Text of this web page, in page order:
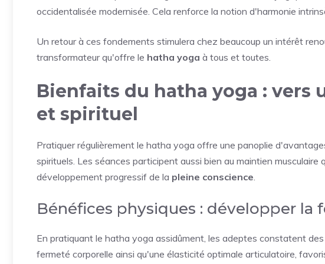
occidentalisée modernisée. Cela renforce la notion d'harmonie
Un retour à ces fondements stimulera chez beaucoup un intérêt
transformateur qu'offre le hatha yoga à tous et toutes.
Bienfaits du hatha yoga : vers
et spirituel
Pratiquer régulièrement le hatha yoga offre une panoplie
spirituels. Les séances participent aussi bien au maintien
développement progressif de la pleine conscience.
Bénéfices physiques : développer la
En pratiquant le hatha yoga assidûment, les adeptes constatent
fermeté corporelle ainsi qu'une élasticité optimale articulatoire,